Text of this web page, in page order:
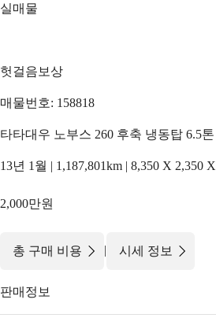
실매물
헛걸음보상
매물번호: 158818
타타대우 노부스 260 후축 냉동탑 6.5
13년 1월 | 1,187,801km | 8,350 X 2,350
2,000만원
총 구매 비용 | 시세 정보
판매정보